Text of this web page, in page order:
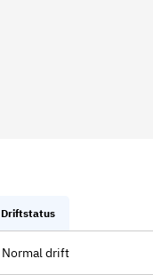
Driftstatus
Normal drift